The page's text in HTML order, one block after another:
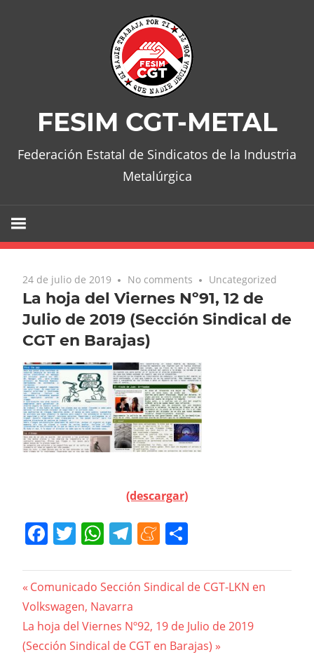
FESIM CGT-METAL
Federación Estatal de Sindicatos de la Industria
Metalúrgica
24 de julio de 2019 No comments Uncategorized
La hoja del Viernes Nº91, 12 de
Julio de 2019 (Sección Sindical de
CGT en Barajas)
(descargar)
Facebook
Twitter
WhatsApp
Telegram
Meneame
Navegación
de
entradas
Previous
Post:
Comunicado Sección Sindical de CGT-LKN en
Volkswagen, Navarra
Next
Post:
La hoja del Viernes Nº92, 19 de Julio de 2019
(Sección Sindical de CGT en Barajas)